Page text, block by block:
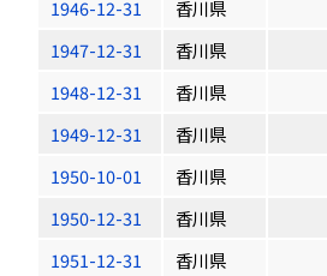
1946-12-31
香川県
1947-12-31
香川県
1948-12-31
香川県
1949-12-31
香川県
1950-10-01
香川県
1950-12-31
香川県
1951-12-31
香川県